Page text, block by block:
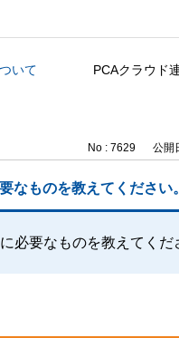
いて PCAクラウド
No : 7629 公開
なものを教えてください。
必要なものを教えてくだ